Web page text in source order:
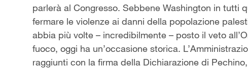
parlerà al Congresso. Sebbene Washington in tutti
fermare le violenze ai danni della popolazione
abbia più volte – incredibilmente – posto il veto
fuoco, oggi ha un’occasione storica.
raggiunti con la firma della Dichiarazione di